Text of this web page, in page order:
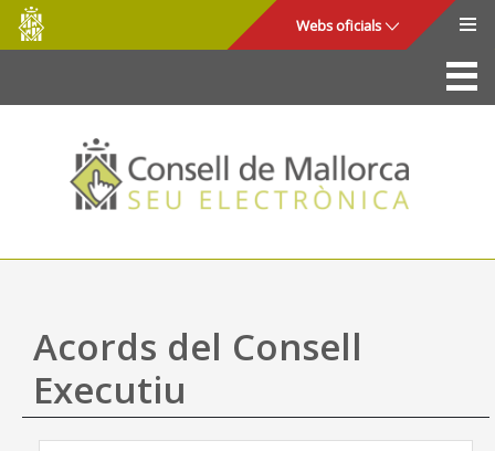
Salta al contingut principal
Consell
de
Mallorca
Webs oficials
La Seu
Consell de Mallorca
Accés i seguretat
Utilitats
Ajuda
Acords del Consell
Executiu